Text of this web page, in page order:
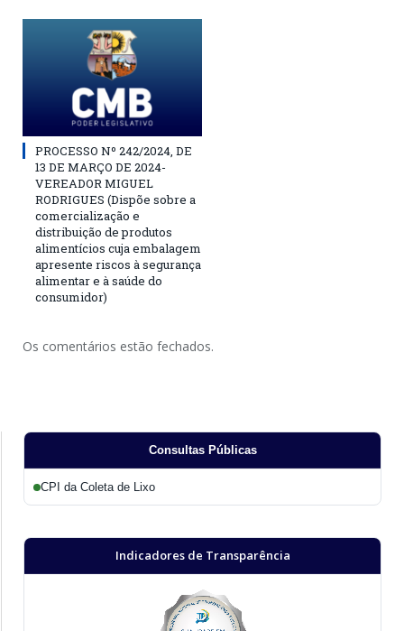
PROCESSO Nº 242/2024, DE
13 DE MARÇO DE 2024-
VEREADOR MIGUEL
RODRIGUES (Dispõe sobre a
comercialização e
distribuição de produtos
alimentícios cuja embalagem
apresente riscos à segurança
alimentar e à saúde do
consumidor)
Os comentários estão fechados.
Consultas Públicas
CPI da Coleta de Lixo
Indicadores de Transparência